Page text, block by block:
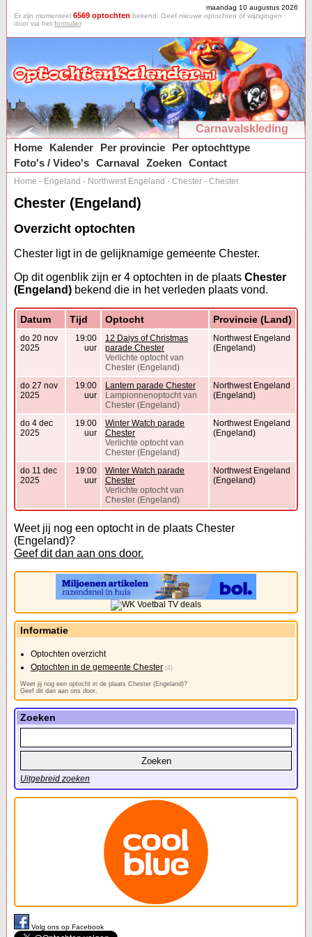
maandag 10 augustus 2026
Er zijn momenteel 6569 optochten bekend. Geef nieuwe optochten of wijzigingen
door via het formulier.
Carnavalskleding
Home
Kalender Per provincie
Per optochttype
Foto's / Video's Carnaval Zoeken Contact
Home - Engeland - Northwest Engeland - Chester - Chester
Chester (Engeland)
Overzicht optochten
Chester ligt in de gelijknamige gemeente Chester.
Op dit ogenblik zijn er 4 optochten in de plaats Chester
(Engeland) bekend die in het verleden plaats vond.
Datum Tijd Optocht Provincie (Land)
do 20 nov
2025
19:00
uur
12 Daiys of Christmas
parade Chester
Verlichte optocht van
Chester (Engeland)
Northwest Engeland
(Engeland)
do 27 nov
2025
19:00
uur
Lantern parade Chester
Lampionnenoptocht van
Chester (Engeland)
Northwest Engeland
(Engeland)
do 4 dec
2025
19:00
uur
Winter Watch parade
Chester
Verlichte optocht van
Chester (Engeland)
Northwest Engeland
(Engeland)
do 11 dec
2025
19:00
uur
Winter Watch parade
Chester
Verlichte optocht van
Chester (Engeland)
Northwest Engeland
(Engeland)
Weet jij nog een optocht in de plaats Chester
(Engeland)?
Geef dit dan aan ons door.
Informatie
Optochten overzicht
Optochten in de gemeente Chester (4)
Weet jij nog een optocht in de plaats Chester (Engeland)?
Geef dit dan aan ons door.
Zoeken
Uitgebreid zoeken
Volg ons op Facebook